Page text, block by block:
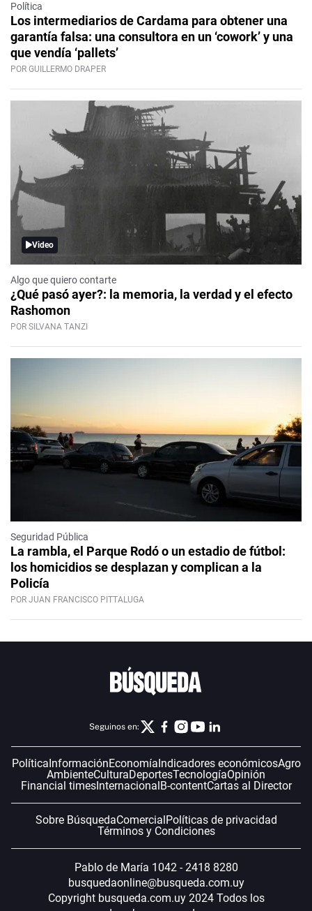
Política
Los intermediarios de Cardama para obtener una
garantía falsa: una consultora en un ‘cowork’ y una
que vendía ‘pallets’
POR GUILLERMO DRAPER
Video
Algo que quiero contarte
¿Qué pasó ayer?: la memoria, la verdad y el efecto
Rashomon
POR SILVANA TANZI
Seguridad Pública
La rambla, el Parque Rodó o un estadio de fútbol:
los homicidios se desplazan y complican a la
Policía
POR JUAN FRANCISCO PITTALUGA
Seguinos en:
Política InformaciónEconomía Indicadores económicosAgro
AmbienteCulturaDeportesTecnologíaOpinión
Financial timesInternacional B-contentCartas al Director
Sobre BúsquedaComercial Políticas de privacidad
Términos y Condiciones
Pablo de María 1042 - 2418 8280
busquedaonline@busqueda.com.uy
Copyright busqueda.com.uy 2024 Todos los